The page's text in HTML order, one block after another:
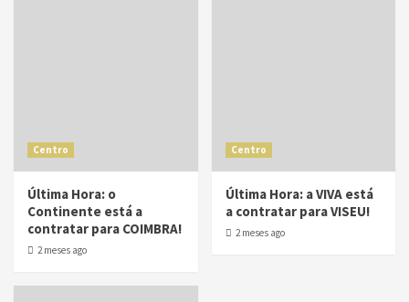
Centro
Última Hora: o
Continente está a
contratar para COIMBRA!
2 meses ago
Centro
Última Hora: a VIVA está
a contratar para VISEU!
2 meses ago